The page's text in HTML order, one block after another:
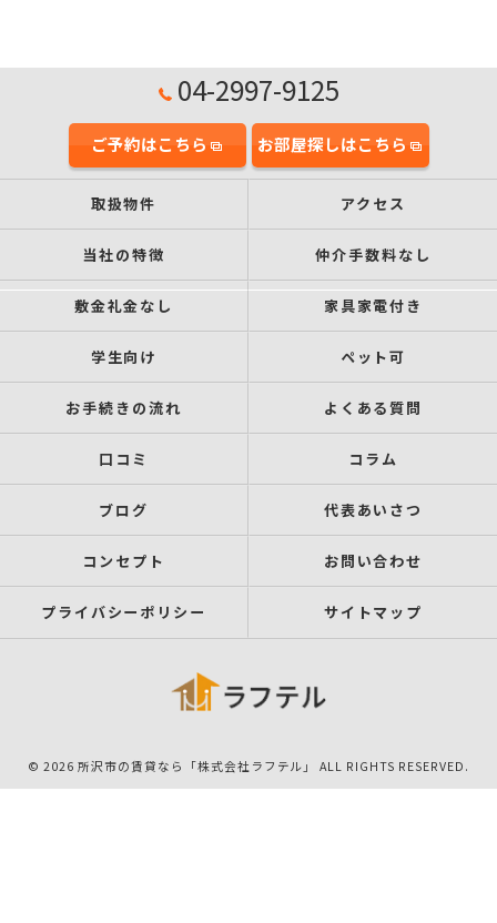
04-2997-9125
ご予約はこちら お部屋探しはこちら
取扱物件 アクセス
当社の特徴 仲介手数料なし
敷金礼金なし 家具家電付き
学生向け ペット可
お手続きの流れ よくある質問
口コミ コラム
ブログ 代表あいさつ
コンセプト お問い合わせ
プライバシーポリシー サイトマップ
© 2026 所沢市の賃貸なら「株式会社ラフテル」 ALL RIGHTS RESERVED.